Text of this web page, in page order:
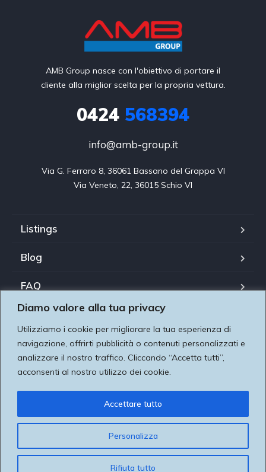
Diamo valore alla tua privacy
Utilizziamo i cookie per migliorare la tua esperienza di
navigazione, offrirti pubblicità o contenuti personalizzati e
analizzare il nostro traffico. Cliccando “Accetta tutti”,
acconsenti al nostro utilizzo dei cookie.
Personalizza
Rifiuta tutto
Accettare tutto
AMB Group nasce con l'obiettivo di portare il
cliente alla miglior scelta per la propria vettura.
0424 568394
info@amb-group.it
Via G. Ferraro 8, 36061 Bassano del Grappa VI
Via Veneto, 22, 36015 Schio VI
Listings
Blog
FAQ
Il nostro team
About us
Contatti
Copyright Â© 2021. All rights reserved.
Utilizziamo i cookie per essere sicuri che tu possa avere
la migliore esperienza sul nostro sito. Se continui ad
utilizzare questo sito noi assumiamo che tu ne sia felice
dando valore alla tua privacy Utilizziamo i cookie per
migliorare la tua esperienza di navigazione, pubblicare
annunci o contenuti personalizzati e analizzare il nostro
traffico. Facendo clic su "Accetta tutto", acconsenti al
nostro utilizzo dei cookie.